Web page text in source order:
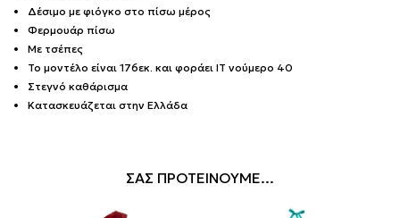
Δέσιμο με φιόγκο στο πίσω μέρος
Φερμουάρ πίσω
Με τσέπες
Το μοντέλο είναι 176εκ. και φοράει IT νούμερο 40
Στεγνό καθάρισμα
Κατασκευάζεται στην Ελλάδα
ΣΑΣ ΠΡΟΤΕΙΝΟΥΜΕ...